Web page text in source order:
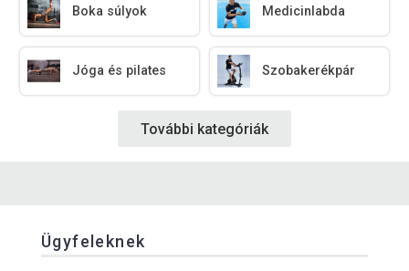
Boka súlyok Medicinlabda
Jóga és pilates Szobakerékpár
További kategóriák
Ügyfeleknek